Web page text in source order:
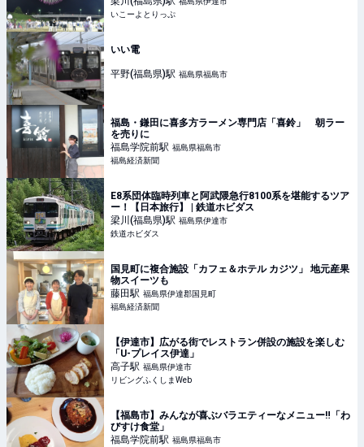
いこーよとりっぷ
いい電
平野(福島県)駅 福島県福島市
福島・鎌田に喜多方ラーメン専門店「喜鈴」 朝ラー
を売りに
福島学院前駅 福島県福島市
福島経済新聞
E8系団体臨時列車と阿武隈急行8100系を堪能するツア
ー！【日本旅行】 | 鉄道ホビダス
梁川(福島県)駅 福島県伊達市
鉄道ホビダス
国見町に複合施設「カフェ＆ホテル カジツ」 地元産果
物スイーツも
藤田駅 福島県伊達郡国見町
福島経済新聞
【伊達市】広がる街でレストラン併設の施設を楽しむ
「U-プレイス伊達」
高子駅 福島県伊達市
リビングふくしまWeb
【福島市】みんなが喜ぶバラエティーなメニュー‼「わ
びすけ食堂」
福島学院前駅 福島県福島市